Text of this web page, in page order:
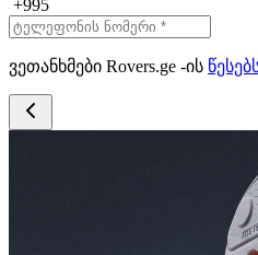
+995
ვეთანხმები Rovers.ge -ის